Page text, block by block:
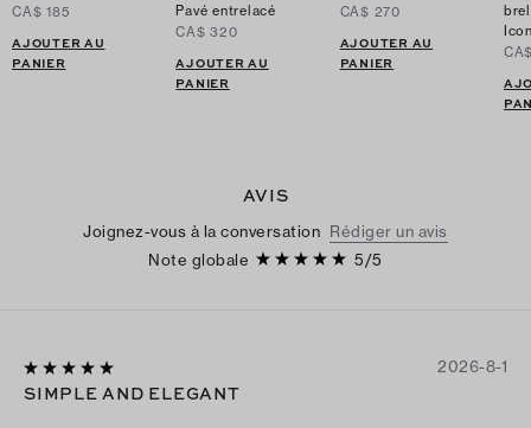
CA$ 185
AJOUTER AU
PANIER
Pavé entrelacé
CA$ 320
AJOUTER AU
PANIER
CA$ 270
AJOUTER AU
PANIER
AVIS
Joignez-vous à la conversation Rédiger un avis
Note globale
5/5
2026-8-1
SIMPLE AND ELEGANT